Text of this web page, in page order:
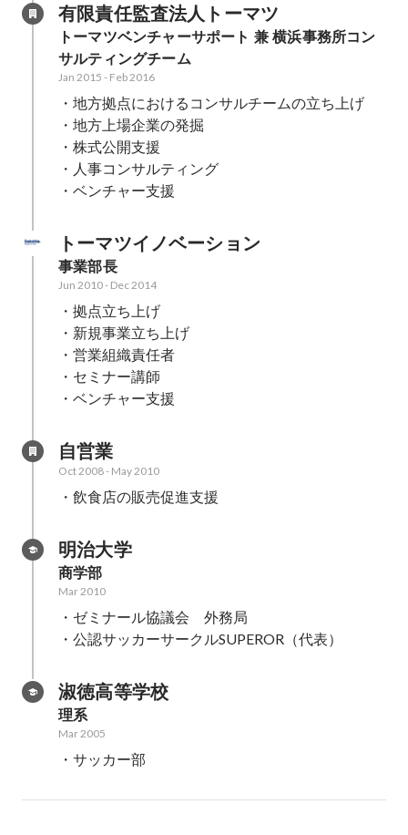
有限責任監査法人トーマツ
トーマツベンチャーサポート 兼 横浜事務所コン
サルティングチーム
Jan 2015 - Feb 2016
・地方拠点におけるコンサルチームの立ち上げ
・地方上場企業の発掘
・株式公開支援
・人事コンサルティング
・ベンチャー支援
トーマツイノベーション
事業部長
Jun 2010- Dec 2014
・拠点立ち上げ
・新規事業立ち上げ
・営業組織責任者
・セミナー講師
・ベンチャー支援
自営業
Oct 2008- May 2010
・飲食店の販売促進支援
明治大学
商学部
Mar 2010
・ゼミナール協議会　外務局
・公認サッカーサークルSUPEROR（代表）
淑徳高等学校
理系
Mar 2005
・サッカー部